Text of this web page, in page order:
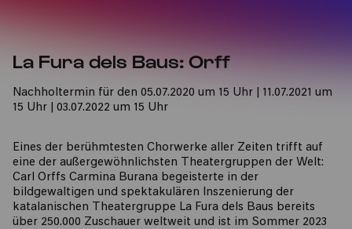
La Fura dels Baus: Orff
Nachholtermin für den 05.07.2020 um 15 Uhr | 11.07.2021 um
15 Uhr | 03.07.2022 um 15 Uhr
Eines der berühmtesten Chorwerke aller Zeiten trifft auf
eine der außergewöhnlichsten Theatergruppen der Welt:
Carl Orffs Carmina Burana begeisterte in der
bildgewaltigen und spektakulären Inszenierung der
katalanischen Theatergruppe La Fura dels Baus bereits
über 250.000 Zuschauer weltweit und ist im Sommer 2023